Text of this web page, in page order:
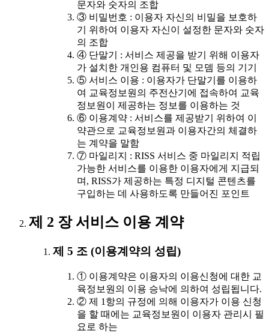
문자와 숫자의 조합
③ 비밀번호 : 이용자 자신의 비밀을 보호하
기 위하여 이용자 자신이 설정한 문자와 숫자
의 조합
④ 단말기 : 서비스 제공을 받기 위해 이용자
가 설치한 개인용 컴퓨터 및 모뎀 등의 기기
⑤ 서비스 이용 : 이용자가 단말기를 이용하
여 교육정보원의 주전산기에 접속하여 교육
정보원이 제공하는 정보를 이용하는 것
⑥ 이용계약 : 서비스를 제공받기 위하여 이
약관으로 교육정보원과 이용자간의 체결하
는 계약을 말함
⑦ 마일리지 : RISS 서비스 중 마일리지 적립
가능한 서비스를 이용한 이용자에게 지급되
며, RISS가 제공하는 특정 디지털 콘텐츠를
구입하는 데 사용하도록 만들어진 포인트
제 2 장 서비스 이용 계약
제 5 조 (이용계약의 성립)
① 이용계약은 이용자의 이용신청에 대한 교
육정보원의 이용 승낙에 의하여 성립됩니다.
② 제 1항의 규정에 의해 이용자가 이용 신청
을 할 때에는 교육정보원이 이용자 관리시 필
요로 하는